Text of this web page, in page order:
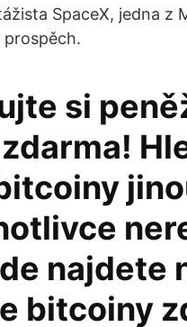
SpaceX, jedna z
si
najdete
bitcoiny